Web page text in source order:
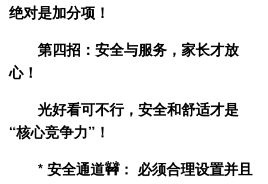
绝对是加分项！
第四招：安全与服务，家长才放
心！
光好看可不行，安全和舒适才是
“核心竞争力”！
* 安全通道🚧： 必须合理设置并且